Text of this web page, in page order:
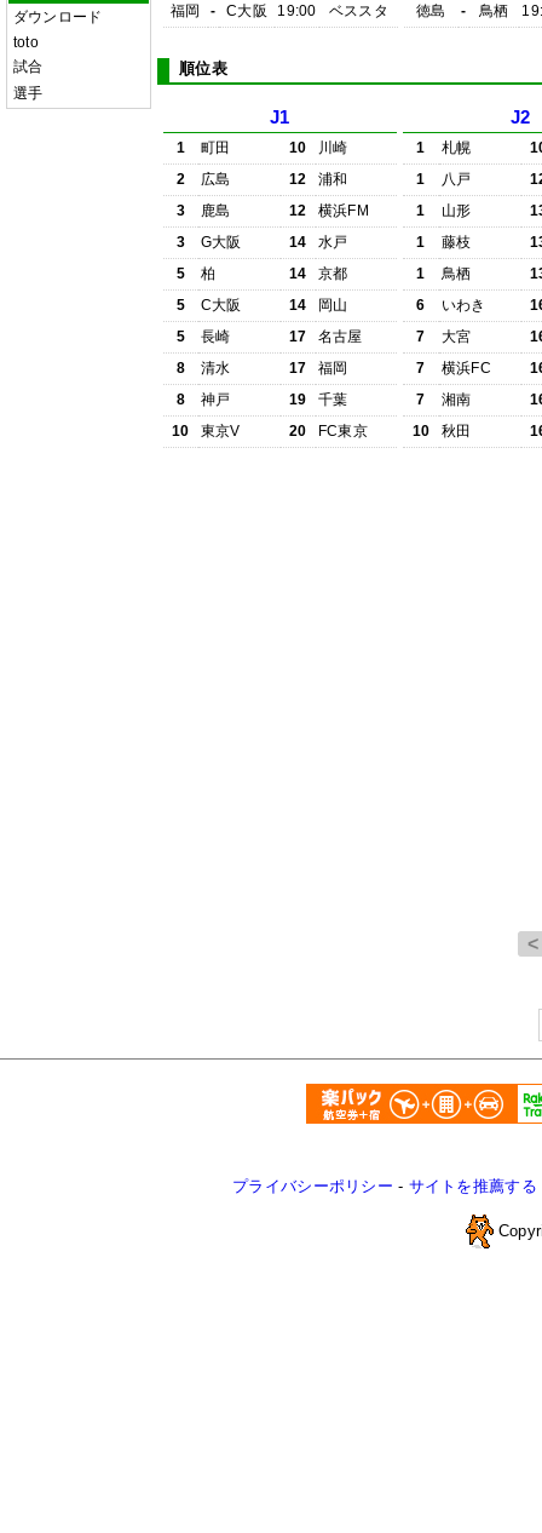
ダウンロード
toto
試合
選手
福岡
- C大阪 19:00 ベススタ
徳島
- 鳥栖
順位表
J1
1 町田 10
川崎
2
広島 12
浦和
3
鹿島 12
横浜FM
3
G大阪 14
水戸
5
柏 14
京都
5
C大阪 14
岡山
5
長崎 17
名古屋
8
清水 17
福岡
8
神戸 19
千葉
10
東京V 20 FC東京
J2
1 札幌
1
八戸
1
山形
1
藤枝
1
鳥栖
6
いわき
7
大宮
7
横浜FC
7
湘南
10
秋田
プライバシーポリシー - サイトを推薦する